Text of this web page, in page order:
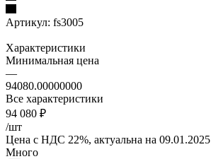
Артикул: fs3005
Характеристики
Минимальная цена
—
94080.00000000
Все характеристики
94 080 ₽
/шт
Цена с НДС 22%, актуальна на 09.01.2025
Много